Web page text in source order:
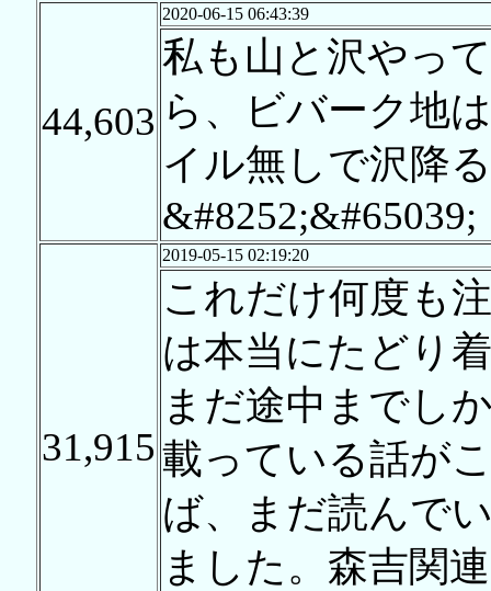
44,603
2020-06-15 06:43:39
私も山と沢やっ
ら、ビバーク地
イル無しで沢降
&#8252;&#65039;
31,915
2019-05-15 02:19:20
これだけ何度も
は本当にたどり
まだ途中までし
載っている話が
ば、まだ読んで
ました。森吉関